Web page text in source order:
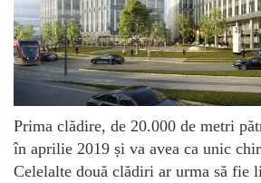
Prima clădire, de 20.000 de metri
în aprilie 2019 și va avea ca unic
Celelalte două clădiri ar urma să fie